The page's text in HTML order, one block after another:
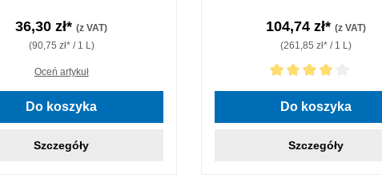
36,30 zł*(z VAT)
(90,75 zł* / 1 L)
Oceń artykuł
Do koszyka
Szczegóły
104,74 zł* (z VAT)
(261,85 zł* / 1 L)
Średnia ocena 4 z 5 gwiazdek
Do koszyka
Szczegóły